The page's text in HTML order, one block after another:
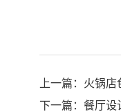
上一篇： 火锅店
下一篇： 餐厅设